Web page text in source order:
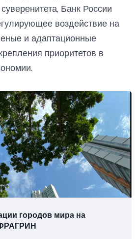
Банк России
воздействие на
и адаптационные
приоритетов в
городов мира на